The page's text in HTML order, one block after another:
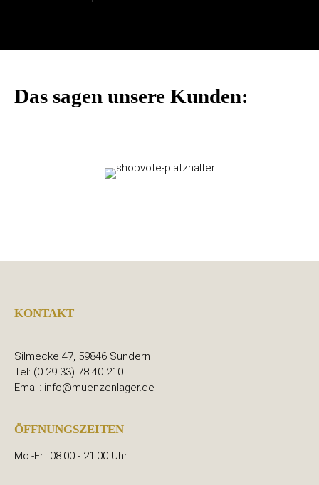
Das sagen unsere Kunden:
KONTAKT
Silmecke 47, 59846 Sundern
Tel: (0 29 33) 78 40 210
Email: info@muenzenlager.de
ÖFFNUNGSZEITEN
Mo.-Fr.: 08:00 - 21:00 Uhr